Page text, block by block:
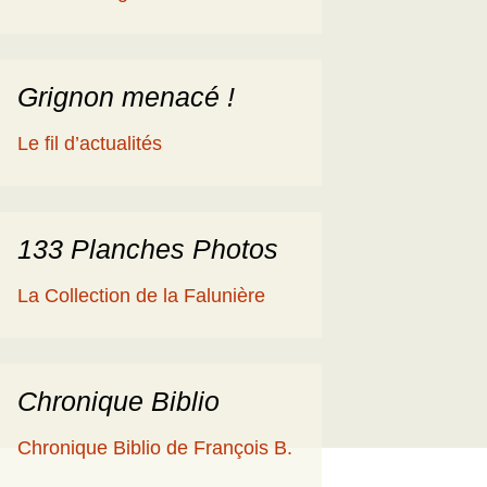
et les fossiles
silicifiée …
les reportages
Grignon menacé !
Le fil d’actualités
133 Planches Photos
La Collection de la Falunière
Chronique Biblio
Chronique Biblio de François B.